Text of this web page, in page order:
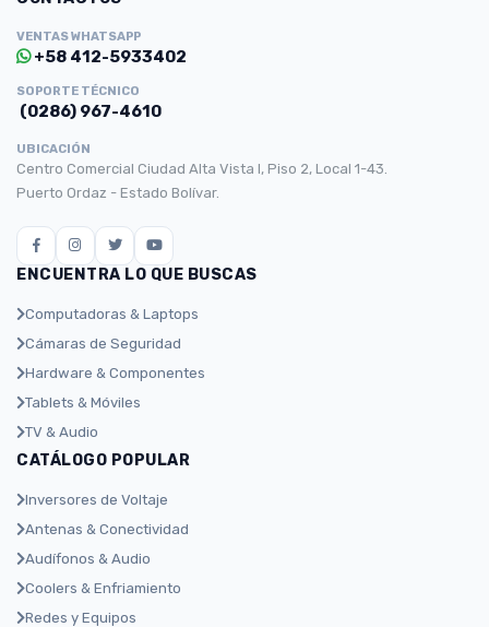
VENTAS WHATSAPP
+58 412-5933402
SOPORTE TÉCNICO
(0286) 967-4610
UBICACIÓN
Centro Comercial Ciudad Alta Vista I, Piso 2, Local 1-43.
Puerto Ordaz - Estado Bolívar.
ENCUENTRA LO QUE BUSCAS
Computadoras & Laptops
Cámaras de Seguridad
Hardware & Componentes
Tablets & Móviles
TV & Audio
CATÁLOGO POPULAR
Inversores de Voltaje
Antenas & Conectividad
Audífonos & Audio
Coolers & Enfriamiento
Redes y Equipos